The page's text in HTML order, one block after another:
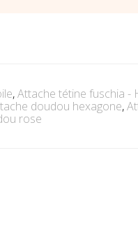
,Attache tétine fuschia -
doudou hexagone,
rose